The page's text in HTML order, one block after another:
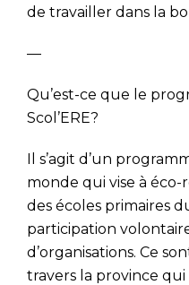
de travailler dans la
—
Qu’est-ce que le
Scol’ERE?
Il s’agit d’un
monde qui vise à éco-
des écoles primaires
participation
d’organisations. Ce
travers la province